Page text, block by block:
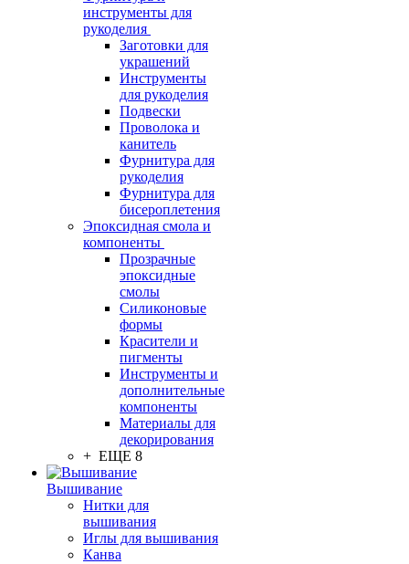
инструменты для
рукоделия
Заготовки для
украшений
Инструменты
для рукоделия
Подвески
Проволока и
канитель
Фурнитура для
рукоделия
Фурнитура для
бисероплетения
Эпоксидная смола и
компоненты
Прозрачные
эпоксидные
смолы
Силиконовые
формы
Красители и
пигменты
Инструменты и
дополнительные
компоненты
Материалы для
декорирования
+ ЕЩЕ 8
Вышивание
Нитки для
вышивания
Иглы для вышивания
Канва